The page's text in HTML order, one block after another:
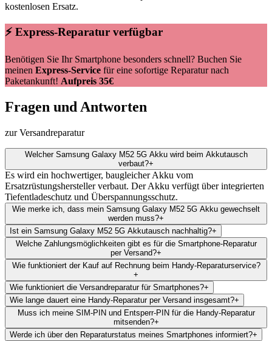
kostenlosen Ersatz.
⚡ Express-Reparatur verfügbar
Benötigen Sie Ihr Smartphone besonders schnell? Buchen Sie
meinen Express-Service für eine sofortige Reparatur nach
Paketankunft! Aufpreis 35€
Fragen und Antworten
zur Versandreparatur
Welcher Samsung Galaxy M52 5G Akku wird beim Akkutausch
verbaut?+
Es wird ein hochwertiger, baugleicher Akku vom
Ersatzrüstungshersteller verbaut. Der Akku verfügt über integrierten
Tiefentladeschutz und Überspannungsschutz.
Wie merke ich, dass mein Samsung Galaxy M52 5G Akku gewechselt
werden muss?+
Ist ein Samsung Galaxy M52 5G Akkutausch nachhaltig?+
Welche Zahlungsmöglichkeiten gibt es für die Smartphone-Reparatur
per Versand?+
Wie funktioniert der Kauf auf Rechnung beim Handy-Reparaturservice?
+
Wie funktioniert die Versandreparatur für Smartphones?+
Wie lange dauert eine Handy-Reparatur per Versand insgesamt?+
Muss ich meine SIM-PIN und Entsperr-PIN für die Handy-Reparatur
mitsenden?+
Werde ich über den Reparaturstatus meines Smartphones informiert?+